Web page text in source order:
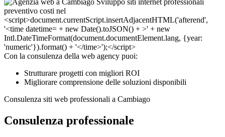
Con la consulenza della web agency puoi:
Strutturare progetti con migliori ROI
Migliorare comprensione delle soluzioni disponibili
Consulenza siti web professionali a Cambiago
Consulenza professionale